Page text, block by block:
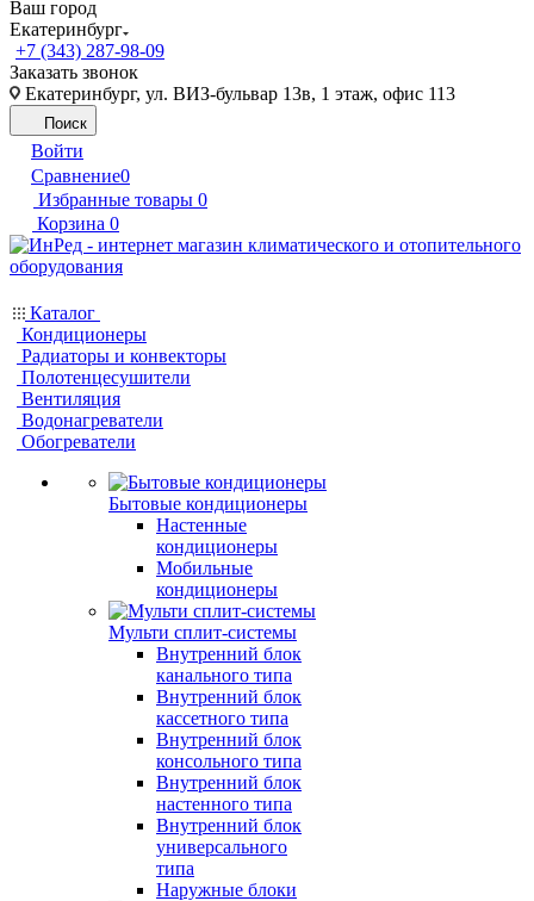
Ваш город
Екатеринбург
+7 (343) 287-98-09
Заказать звонок
Екатеринбург, ул. ВИЗ-бульвар 13в, 1 этаж, офис 113
Поиск
Войти
Сравнение0
Избранные товары 0
Корзина 0
Каталог
Кондиционеры
Радиаторы и конвекторы
Полотенцесушители
Вентиляция
Водонагреватели
Обогреватели
Бытовые кондиционеры
Настенные
кондиционеры
Мобильные
кондиционеры
Мульти сплит-системы
Внутренний блок
канального типа
Внутренний блок
кассетного типа
Внутренний блок
консольного типа
Внутренний блок
настенного типа
Внутренний блок
универсального
типа
Наружные блоки